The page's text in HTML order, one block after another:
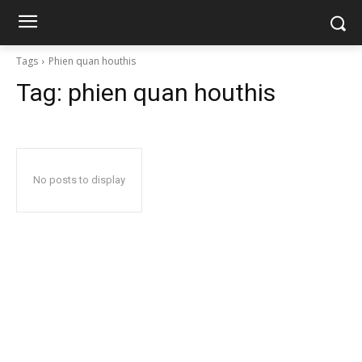
Tags Phien quan houthis
Tag: phien quan houthis
No posts to display